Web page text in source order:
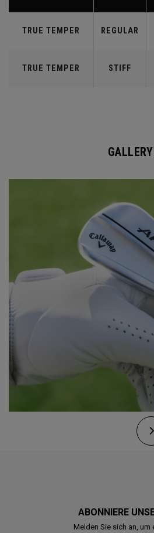
TRUE TEMPER REGULAR
TRUE TEMPER STIFF
GALLERY
ABONNIERE
Melden Sie sich an, um